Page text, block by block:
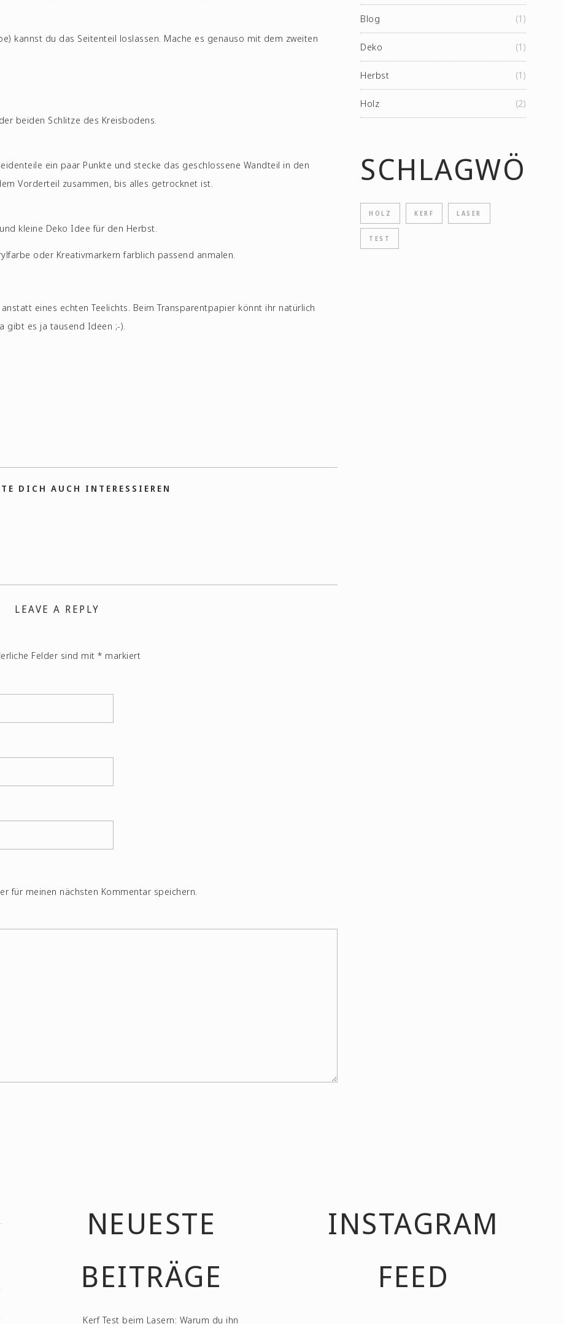
kannst du das Seitenteil loslassen. Mache es genauso mit dem zweiten
beiden Schlitze des Kreisbodens.
ein paar Punkte und stecke das geschlossene Wandteil in den
Vorderteil zusammen, bis alles getrocknet ist.
kleine Deko Idee für den Herbst.
oder Kreativmarkern farblich passend anmalen.
eines echten Teelichts. Beim Transparentpapier könnt ihr natürlich
gibt es ja tausend Ideen ;-).
DICH AUCH INTERESSIEREN
LEAVE A REPLY
Felder sind mit * markiert
für meinen nächsten Kommentar speichern.
Blog (1)
Deko (1)
Herbst (1)
Holz (2)
HOLZ KERF LASER
TEST
NEUESTE
BEITRÄGE
Kerf Test beim Lasern: Warum du ihn
INSTAGRAM
FEED